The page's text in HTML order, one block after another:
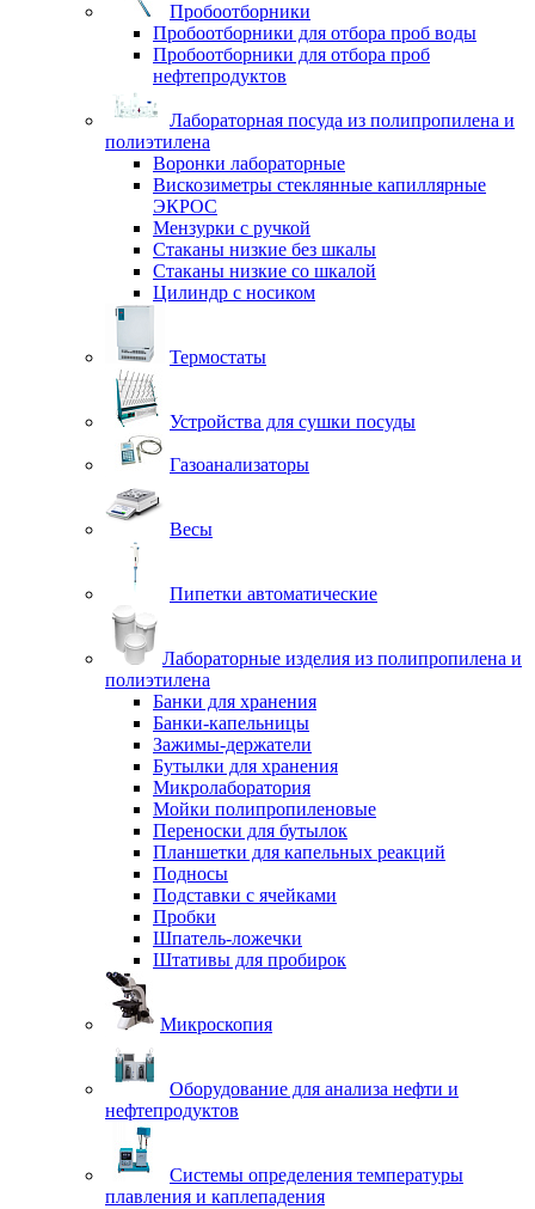
Пробоотборники
Пробоотборники для отбора проб воды
Пробоотборники для отбора проб
нефтепродуктов
Лабораторная посуда из полипропилена и
полиэтилена
Воронки лабораторные
Вискозиметры стеклянные капиллярные
ЭКРОС
Мензурки с ручкой
Стаканы низкие без шкалы
Стаканы низкие со шкалой
Цилиндр с носиком
Термостаты
Устройства для сушки посуды
Газоанализаторы
Весы
Пипетки автоматические
Лабораторные изделия из полипропилена и
полиэтилена
Банки для хранения
Банки-капельницы
Зажимы-держатели
Бутылки для хранения
Микролаборатория
Мойки полипропиленовые
Переноски для бутылок
Планшетки для капельных реакций
Подносы
Подставки с ячейками
Пробки
Шпатель-ложечки
Штативы для пробирок
Микроскопия
Оборудование для анализа нефти и
нефтепродуктов
Системы определения температуры
плавления и каплепадения